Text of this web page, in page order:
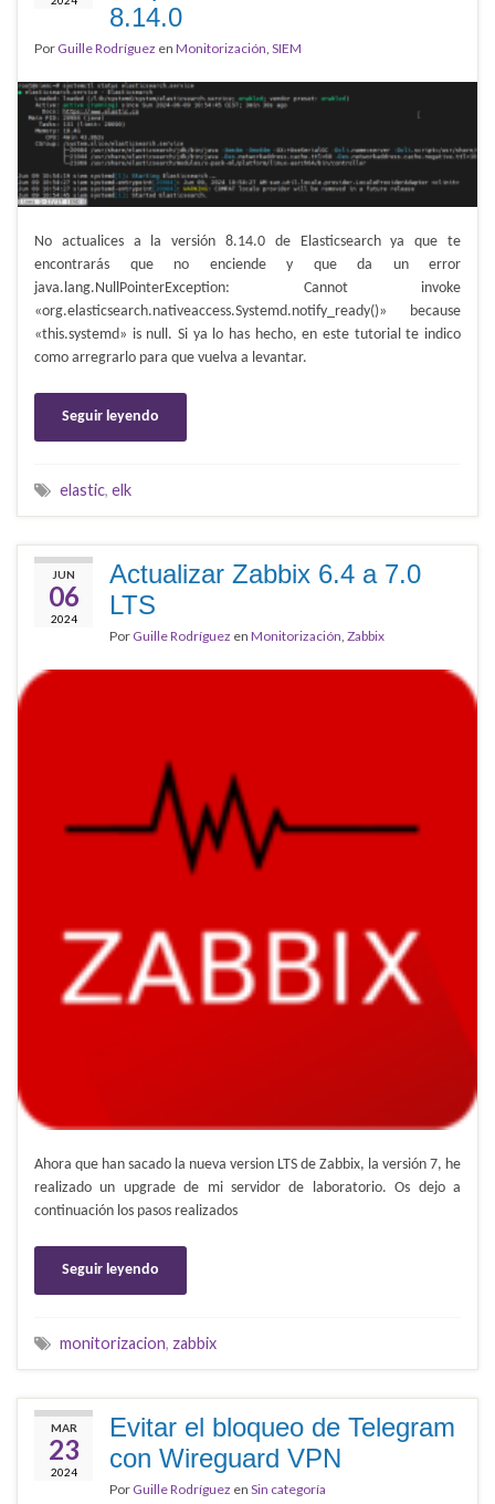
8.14.0
Por Guille Rodríguez en Monitorización SIEM
No actualices a la versión 8.14.0 de Elasticsearch ya que te
encontrarás que no enciende y que da un error
java.lang.NullPointerException: Cannot invoke
«org.elasticsearch.nativeaccess.Systemd.notify_ready()» because
«this.systemd» is null. Si ya lo has hecho, en este tutorial te indico
como arregrarlo para que vuelva a levantar.
Seguir leyendo
elastic, elk
JUN
06
2024
Actualizar Zabbix 6.4 a 7.0
LTS
Por Guille Rodríguez en Monitorización, Zabbix
Ahora que han sacado la nueva version LTS de Zabbix, la versión 7, he
realizado un upgrade de mi servidor de laboratorio. Os dejo a
continuación los pasos realizados
Seguir leyendo
monitorizacion, zabbix
MAR
23
2024
Evitar el bloqueo de Telegram
con Wireguard VPN
Por Guille Rodríguez en Sin categoría